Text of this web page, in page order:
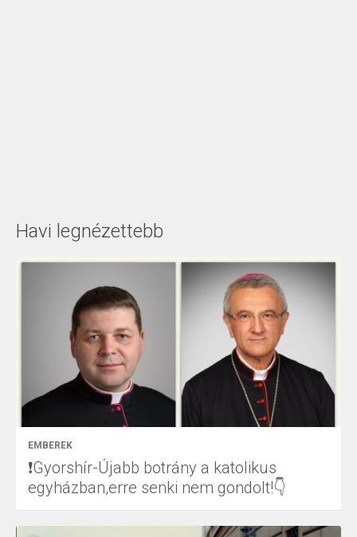
Havi legnézettebb
EMBEREK
❗Gyorshír-Újabb botrány a katolikus
egyházban,erre senki nem gondolt!👇